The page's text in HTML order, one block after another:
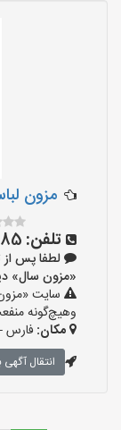
مزون
تلفن:
لطفا پس از
«مزون سال» دیده ام و
سایت
وهیچ‌گونه
مکان: فارس
انتقال